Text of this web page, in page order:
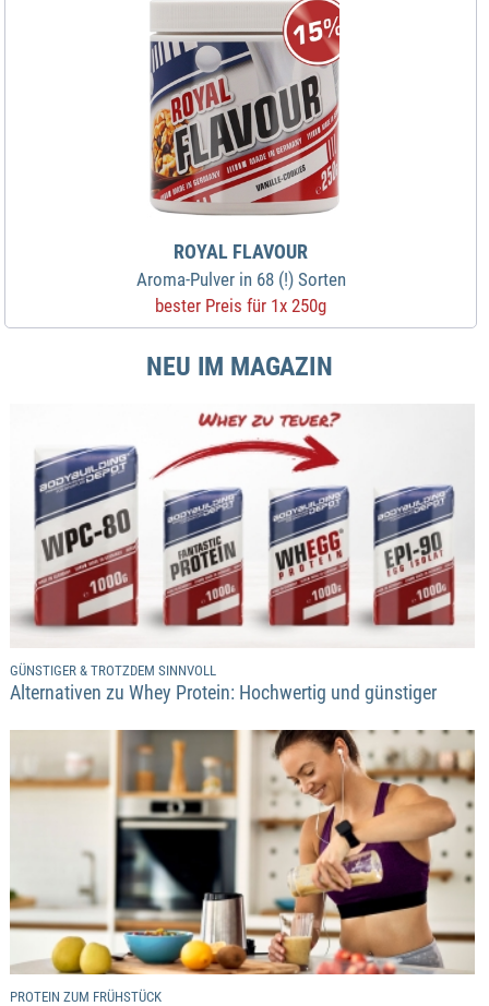
ROYAL FLAVOUR
Aroma-Pulver in 68 (!) Sorten
bester Preis für 1x 250g
NEU IM MAGAZIN
GÜNSTIGER & TROTZDEM SINNVOLL
Alternativen zu Whey Protein: Hochwertig und günstiger
PROTEIN ZUM FRÜHSTÜCK